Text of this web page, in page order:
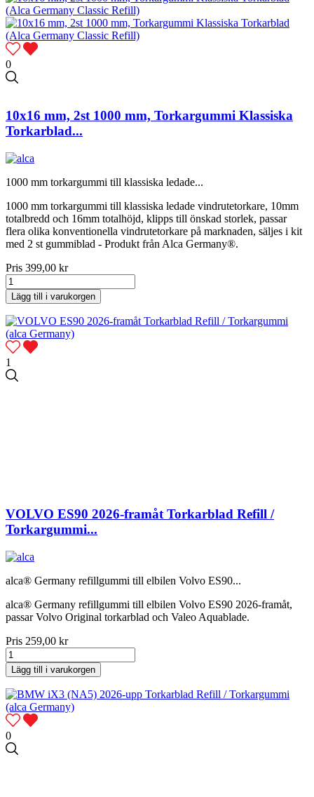
0
10x16 mm, 2st 1000 mm, Torkargummi Klassiska
Torkarblad...
1000 mm torkargummi till klassiska ledade...
1000 mm torkargummi till klassiska ledade vindrutetorkare, 10mm
totalbredd och 16mm totalhöjd, klipps till önskad storlek, passar
flera olika konventionella vindrutetorkare på marknaden, säljes i kit
med 2 st gummiblad - Produkt från Alca Germany®.
Pris 399,00 kr
Lägg till i varukorgen
1
VOLVO ES90 2026-framåt Torkarblad Refill /
Torkargummi...
alca® Germany refillgummi till elbilen Volvo ES90...
alca® Germany refillgummi till elbilen Volvo ES90 2026-framåt,
passar Volvo Original torkarblad och Valeo Aquablade.
Pris 259,00 kr
Lägg till i varukorgen
0